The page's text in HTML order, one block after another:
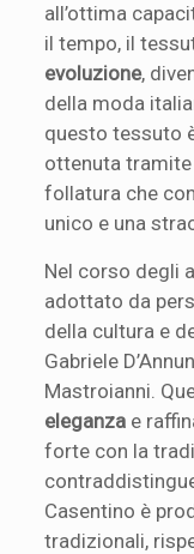
all’ottima
il tempo, il
evoluzione,
della moda
questo tessuto
ottenuta
follatura che
unico e una
Nel corso degli
adottato da
della cultura e
Gabriele
Mastroianni.
eleganza e
forte con la
Casentino è
tradizionali,